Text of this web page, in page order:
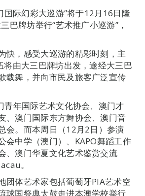
际幻彩大巡游”将于12月16日隆
巴牌坊举行“艺术推广小巡游”，
快，感受大巡游的精彩时刻，主
将由大三巴牌坊出发，途经大三巴
载舞，并向市民及旅客广泛宣传
年国际艺术文化协会、澳门才
、澳门国际东方舞协会、澳门音
会。而本周日（12月2日）参演
会中学（澳门）、KAPO舞蹈工作
、澳门华夏文化艺术鉴赏交流
。
团体艺术家包括葡萄牙PIA艺术空
球国祭典太鼓走进本澳学校举行